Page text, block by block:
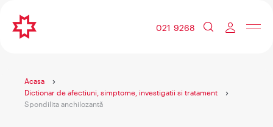
021 9268
Acasa
Dictionar de afectiuni, simptome, investigatii si tratament
Spondilita anchilozantă